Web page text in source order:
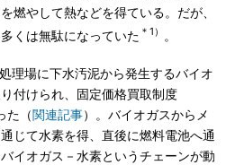
燃やして熱などを得ている。だが、
くは無駄になっていた ＊1） 。
理場に下水汚泥から発生するバイオ
付けられ、固定価格買取制度
た（関連記事）。バイオガスからメ
じて水素を得、直後に燃料電池へ通
イオガス－水素というチェーンが動